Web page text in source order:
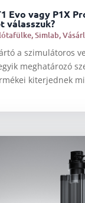
Evo vagy P1X
válasszuk?
,Simlab,
a szimulátoros
meghatározó
kiterjednek